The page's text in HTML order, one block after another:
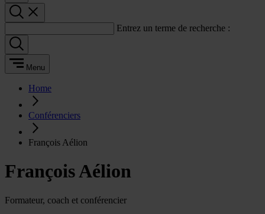
Entrez un terme de recherche :
Menu
Home
Conférenciers
François Aélion
François Aélion
Formateur, coach et conférencier